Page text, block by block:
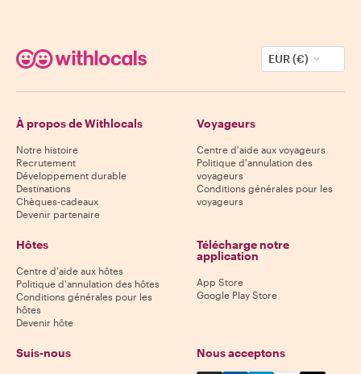
EUR (€)
À propos de Withlocals
Notre histoire
Recrutement
Développement durable
Destinations
Chèques-cadeaux
Devenir partenaire
Voyageurs
Centre d'aide aux voyageurs
Politique d'annulation des
voyageurs
Conditions générales pour les
voyageurs
Hôtes
Centre d'aide aux hôtes
Politique d'annulation des hôtes
Conditions générales pour les
hôtes
Devenir hôte
Télécharge notre
application
App Store
Google Play Store
Suis-nous Nous acceptons